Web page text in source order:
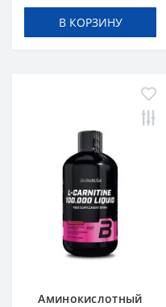
В КОРЗИНУ
Аминокислотный